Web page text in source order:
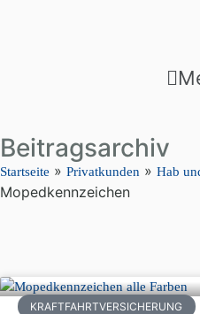
Beitragsarchiv
Startseite » Privatkunden » Hab
Mopedkennzeichen
KRAFTFAHRTVERSICHERUNG